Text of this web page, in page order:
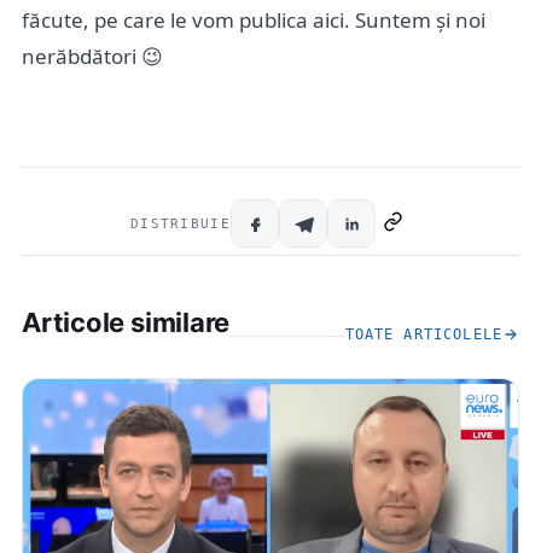
făcute, pe care le vom publica aici. Suntem și noi
nerăbdători 😉
DISTRIBUIE
Articole similare TOATE ARTICOLELE